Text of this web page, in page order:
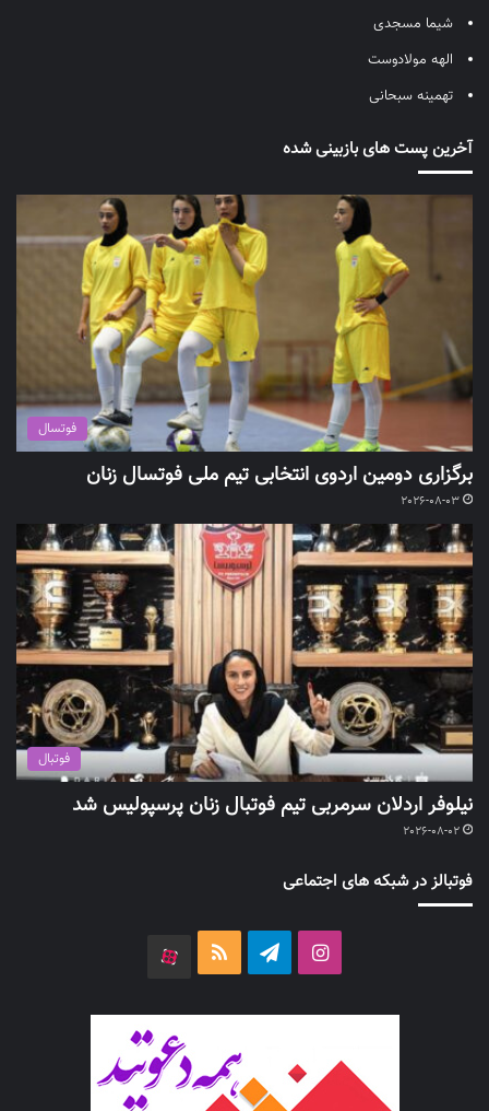
شیما مسجدی
الهه مولادوست
تهمینه سبحانی
آخرین پست های بازبینی شده
فوتسال
برگزاری دومین اردوی انتخابی تیم ملی فوتسال زنان
2026-08-03
فوتبال
نیلوفر اردلان سرمربی تیم فوتبال زنان پرسپولیس شد
2026-08-02
فوتبالز در شبکه های اجتماعی
اینستاگرامتلگرام خوراک